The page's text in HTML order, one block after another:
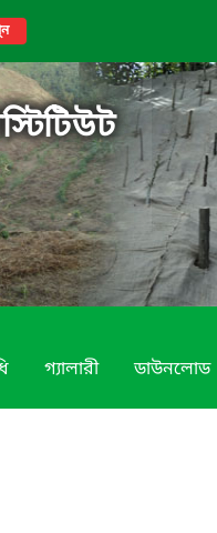
গ্যালারী ডাউনলোড